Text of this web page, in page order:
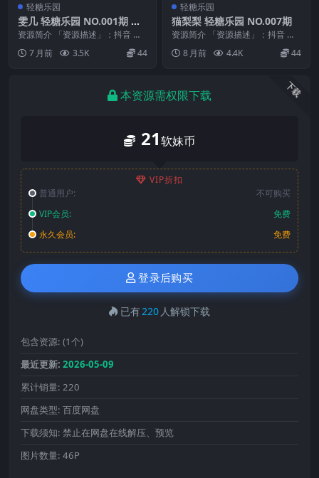
轻糖乐园
雯几 轻糖乐园 NO.001期 最
新至：2026.1.14
资源简介 「资源描述」：抖音 雯
几 轻糖乐园 NO.001期 【14P】最
新至：...
7 月前 3.5K 44
轻糖乐园
猫梨梨 轻糖乐园 NO.007期
资源简介 「资源描述」：抖音 猫
梨梨 轻糖乐园 NO.007期 【31P】
「资...8 月前 4.4K 44
下载
本资源需权限下载
21软妹币
VIP折扣
普通用户:
不可购买
VIP会员:
免费
永久会员:
免费
登录后购买
已有220 人解锁下载
包含资源: (1个)
最近更新: 2026-05-09
累计销量: 220
网盘类型: 百度网盘
下载须知: 禁止在网盘在线解压、预览
图片数量: 46P